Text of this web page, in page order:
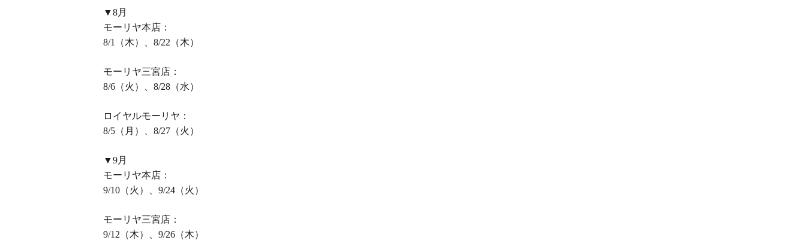
▼8月
モーリヤ本店：
8/1（木）、8/22（木）
モーリヤ三宮店：
8/6（火）、8/28（水）
ロイヤルモーリヤ：
8/5（月）、8/27（火）
▼9月
モーリヤ本店：
9/10（火）、9/24（火）
モーリヤ三宮店：
9/12（木）、9/26（木）